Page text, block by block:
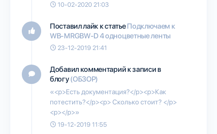
10-02-2020 21:03
Поставил лайк к статьеПодключаем к
WB-MRGBW-D 4 одноцветные ленты
23-12-2019 21:41
Добавил комментарий к записи в
блогу(ОБЗОР)
«<p>Есть документация?</p><p>Как
потестить?</p><p> Сколько стоит? </p>
<p></p>»
19-12-2019 11:55